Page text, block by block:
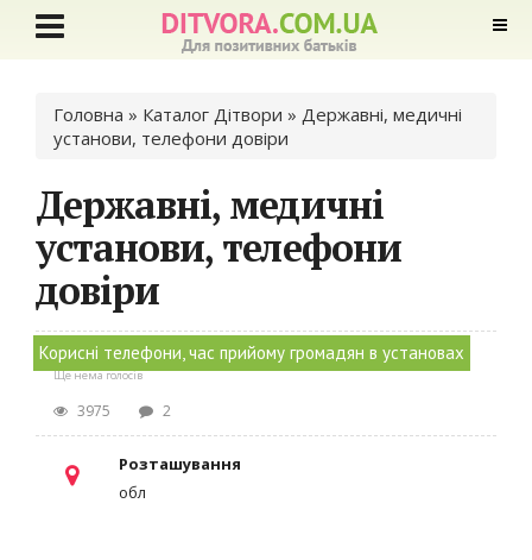
Ви є тут
Головна » Каталог Дітвори » Державні, медичні
установи, телефони довіри
Державні, медичні
установи, телефони
довіри
Корисні телефони, час прийому громадян в установах
Ще нема голосів
3975 2
Розташування
обл